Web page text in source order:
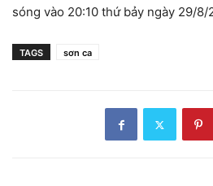
sóng vào 20:10 thứ bảy ngày 29/
TAGS sơn ca